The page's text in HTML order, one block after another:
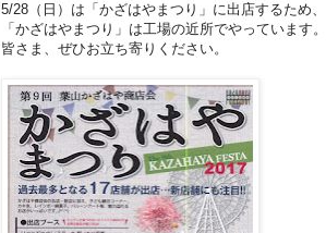
5/28（日）は「かざはやまつり」に出店するため
「かざはやまつり」は工場の近所でやっています。
皆さま、ぜひお立ち寄りください。